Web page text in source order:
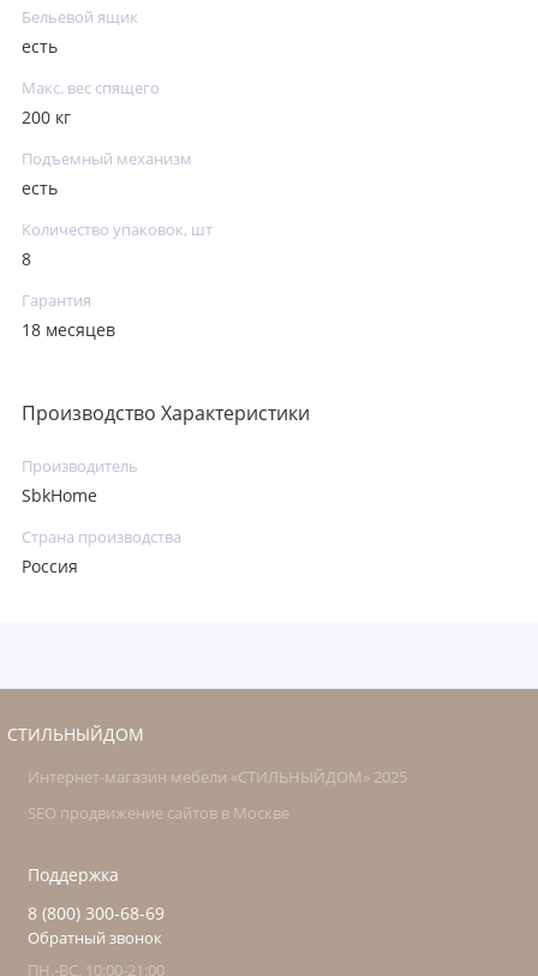
Бельевой ящик
есть
Макс. вес спящего
200 кг
Подъемный механизм
есть
Количество упаковок, шт
8
Гарантия
18 месяцев
Производство Характеристики
Производитель
SbkHome
Страна производства
Россия
СТИЛЬНЫЙДОМ
Интернет-магазин мебели «СТИЛЬНЫЙДОМ» 2025
SEO продвижение сайтов в Москве
Поддержка
8 (800) 300-68-69
Обратный звонок
ПН.-ВС. 10:00-21:00